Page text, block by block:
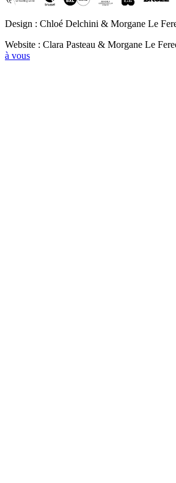
Design : Chloé Delchini & Morgane Le
Website : Clara Pasteau & Morgane Le
à vous